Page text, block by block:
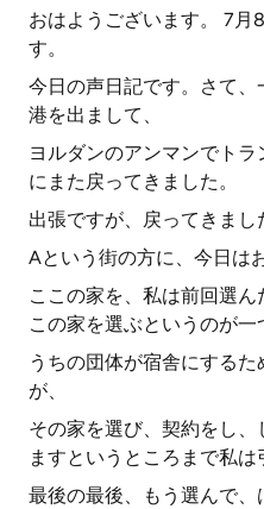
おはようございます。 7
す。
今日の声日記です。さて
港を出まして、
ヨルダンのアンマンでト
にまた戻ってきました。
出張ですが、戻ってきまし
Aという街の方に、今日は
ここの家を、私は前回選
この家を選ぶというのが一
うちの団体が宿舎にする
が、
その家を選び、契約をし
ますというところまで私は
最後の最後、もう選んで